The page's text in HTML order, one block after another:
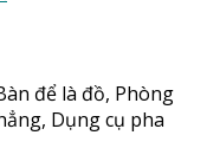
để là đồ, Phòng
, Dụng cụ pha